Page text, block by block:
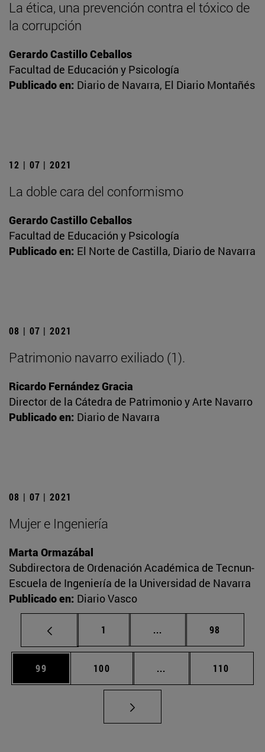
La ética, una prevención contra el tóxico de
la corrupción
Gerardo Castillo Ceballos
Facultad de Educación y Psicología
Publicado en: Diario de Navarra, El Diario Montañés
12 | 07 | 2021
La doble cara del conformismo
Gerardo Castillo Ceballos
Facultad de Educación y Psicología
Publicado en: El Norte de Castilla, Diario de Navarra
08 | 07 | 2021
Patrimonio navarro exiliado (1).
Ricardo Fernández Gracia
Director de la Cátedra de Patrimonio y Arte Navarro
Publicado en: Diario de Navarra
08 | 07 | 2021
Mujer e Ingeniería
Marta Ormazábal
Subdirectora de Ordenación Académica de Tecnun-
Escuela de Ingeniería de la Universidad de Navarra
Publicado en: Diario Vasco
Página
1 ... Páginas intermedias
Página
98
Página
99 Página
100 ... Páginas intermedias
Página
110